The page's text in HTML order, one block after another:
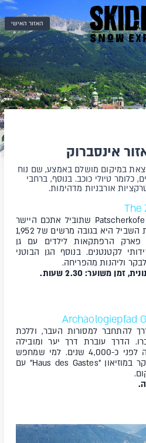
האזור האישי
אינסברוק
במיקום מושלם באמצע, שם נוח
כלומר טיולי כוכב. בנוסף, ברחבי
אורבניות מדהימות.
The
קחו טרמפ עם מעלית Patscherkofelbahn שתוביל אתכם היישר
לפסגות של אינסברוק! תחילת השביל היא בגובה מרשים של 1,952
הרפתקאות לילדים עם גן
לקטנטנים. בנוסף הגן הבוטני
וליהנות מהפריחה.
Archäologiepfad
להתחבר למסורות העבר, וללכת
הדרך עוברת דרך יער ומובילה
למעגל תפילה ומקדש שנבנה לפני כ-4,000 שנים. למי שמחפש
להרחיב את הידע מומלץ לבקר במוזיאון "Haus des Gastes" עם